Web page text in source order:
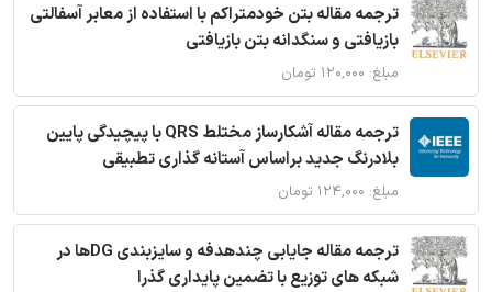
ترجمه مقاله بتن خودمتراکم با استفاده از معابر آسفالتی
بازیافتی و سنگدانه بتن بازیافتی
مبلغ: ۱۲۰,۰۰۰ تومان
ترجمه مقاله آشکارساز مختلط QRS با پیچیدگی پایین
بلادرنگ جدید براساس آستانه گذاری تطبیقی
مبلغ: ۱۲۴,۰۰۰ تومان
ترجمه مقاله جایابی چندهدفه و سایزبندی DGها در
شبکه های توزیع با تضمین پایداری گذرا